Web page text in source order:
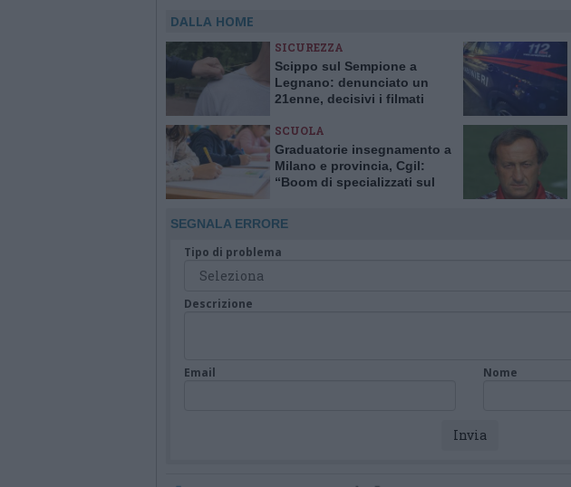
DALLA HOME
SICUREZZA
Scippo sul Sempione a
Legnano: denunciato un
21enne, decisivi i filmati
SCUOLA
Graduatorie insegnamento a
Milano e provincia, Cgil:
“Boom di specializzati sul
superiori”
SEGNALA ERRORE
Tipo di problema
Descrizione
Email Nome